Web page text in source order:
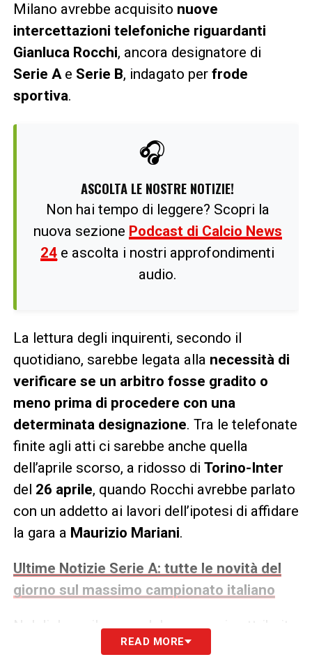
Milano avrebbe acquisito nuove
intercettazioni telefoniche riguardanti
Gianluca Rocchi, ancora designatore di
Serie Ae Serie B, indagato per frode
sportiva.
🎧
ASCOLTA LE NOSTRE NOTIZIE!
Non hai tempo di leggere? Scopri la
nuova sezione Podcast di Calcio News
24 e ascolta i nostri approfondimenti
audio.
La lettura degli inquirenti, secondo il
quotidiano, sarebbe legata alla necessità di
verificare se un arbitro fosse gradito o
meno prima di procedere con una
determinata designazione. Tra le telefonate
finite agli atti ci sarebbe anche quella
dell’aprile scorso, a ridosso di Torino-Inter
del 26 aprile, quando Rocchi avrebbe parlato
con un addetto ai lavori dell’ipotesi di affidare
la gara a Maurizio Mariani.
Ultime Notizie Serie A: tutte le novità del
giorno sul massimo campionato italiano
Nel dialogo, il senso del messaggio attribuito
a Rocchi sarebbe: «Aggiorniamoci un attimo,
READ MORE